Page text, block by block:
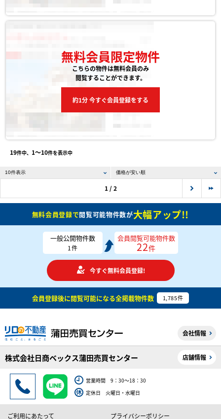
無料会員限定物件
こちらの物件は無料会員のみ
閲覧することができます。
約1分 今すぐ会員登録をする
19件中、 1〜10件を表示中
1 / 2
無料会員登録で閲覧可能物件数が大幅アップ!!
一般公開物件数
1件
会員閲覧可能物件数
22件
今すぐ無料会員登録!
会員登録後に閲覧可能になる全掲載物件数 1,785件
会社情報
株式会社日商ベックス蒲田売買センター 店舗情報
営業時間 9：30～18：30
定休日 火曜日・水曜日
ご利用にあたって プライバシーポリシー